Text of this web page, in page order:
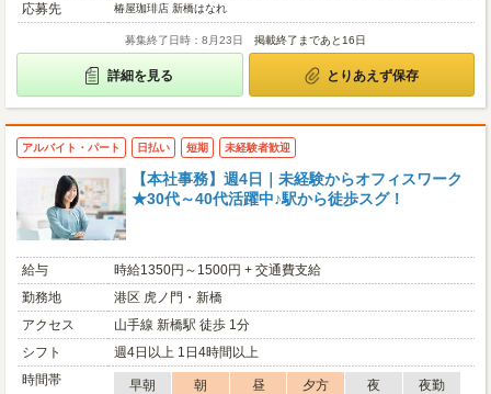
応募先
椿屋珈琲店 新橋はなれ
募集終了日時：8月23日 掲載終了まであと16日
詳細を見る とりあえず保存
アルバイト・パート 日払い 短期 未経験者歓迎
【本社事務】週4日｜未経験からオフィスワーク
★30代～40代活躍中♪駅から徒歩スグ！
給与
時給1350円～1500円 + 交通費支給
勤務地
港区 虎ノ門・新橋
アクセス
山手線 新橋駅 徒歩 1分
シフト
週4日以上 1日4時間以上
時間帯
早朝 朝 昼 夕方 夜
夜勤